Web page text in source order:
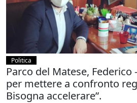
Politica
Parco del Matese, Federico
per mettere a confronto
Bisogna accelerare”.